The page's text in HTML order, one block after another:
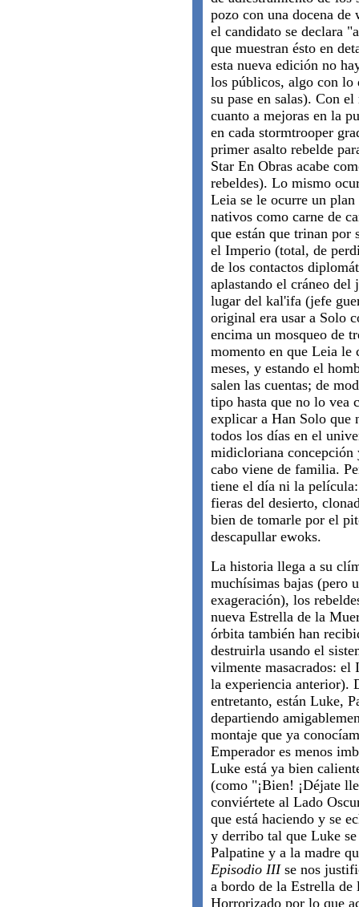
pozo con una docena
el candidato se declara
que muestran ésto en
esta nueva edición no
los públicos, algo con lo
su pase en salas). Con
cuanto a mejoras en la
en cada stormtrooper
primer asalto rebelde
Star En Obras acabe
rebeldes). Lo mismo
Leia se le ocurre un
nativos como carne de
que están que trinan por
el Imperio (total, de
de los contactos
aplastando el cráneo
lugar del kal'ifa (jefe
original era usar a Solo
encima un mosqueo de
momento en que Leia le
meses, y estando el
salen las cuentas; de
tipo hasta que no lo vea
explicar a Han Solo que
todos los días en el
midicloriana
cabo viene de familia.
tiene el día ni la película:
fieras del desierto,
bien de tomarle por el
descapullar ewoks.
La historia llega a su
muchísimas bajas (pero
exageración), los
nueva Estrella de la
órbita también han
destruirla usando el
vilmente masacrados: el
la experiencia anterior).
entretanto, están Luke,
departiendo
montaje que ya
Emperador es menos
Luke está ya bien
(como "¡Bien! ¡Déjate
conviértete al Lado
que está haciendo y se
y derribo tal que Luke
Palpatine y a la madre
Episodio IIIse nos
a bordo de la Estrella
Horrorizado por lo que